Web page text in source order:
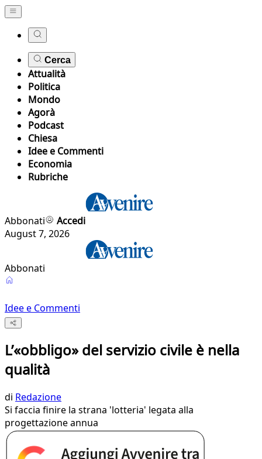
Cerca
Attualità
Politica
Mondo
Agorà
Podcast
Chiesa
Idee e Commenti
Economia
Rubriche
Abbonati
Accedi
August 7, 2026
Abbonati
Idee e Commenti
L’«obbligo» del servizio civile è nella
qualità
di Redazione
Si faccia finire la strana 'lotteria' legata alla
progettazione annua